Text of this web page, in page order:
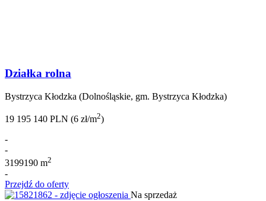
Działka rolna
Bystrzyca Kłodzka (Dolnośląskie, gm. Bystrzyca Kłodzka)
19 195 140 PLN (6 zł/m2)
-
-
3199190 m2
-
Przejdź do oferty
Na sprzedaż